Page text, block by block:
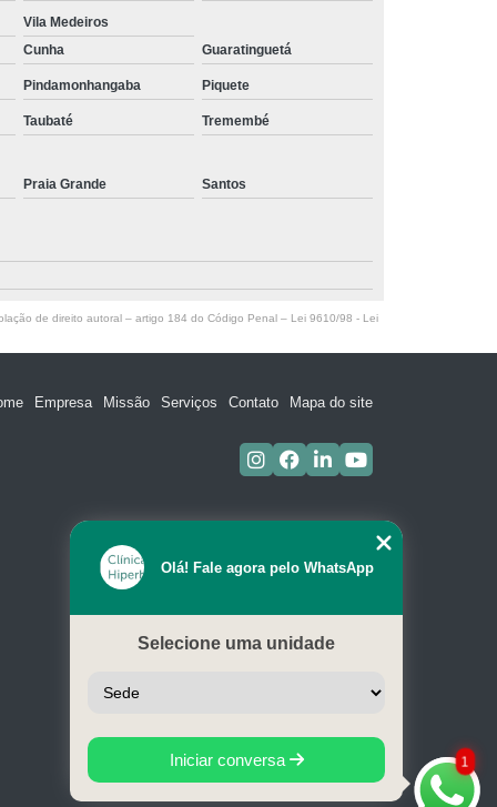
Vila Medeiros
Cunha Guaratinguetá
Pindamonhangaba Piquete
Taubaté Tremembé
Praia Grande Santos
de direito autoral – artigo 184 do Código Penal – Lei 9610/98 - Lei
Empresa Missão Serviços Contato Mapa do site
1
Olá! Fale agora pelo WhatsApp
Selecione uma unidade
Iniciar conversa